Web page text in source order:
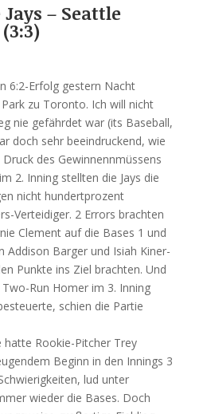
– Seattle
6:2-Erfolg gestern Nacht
zu Toronto. Ich will nicht
nie gefährdet war (its Baseball,
doch sehr beeindruckend, wie
des Gewinnennmüssens
2. Inning stellten die Jays die
nicht hundertprozent
Verteidiger. 2 Errors brachten
Clement auf die Bases 1 und
Addison Barger und Isiah Kiner-
Punkte ins Ziel brachten. Und
Run Homer im 3. Inning
schien die Partie
hatte Rookie-Pitcher Trey
Beginn in den Innings 3
lud unter
wieder die Bases. Doch